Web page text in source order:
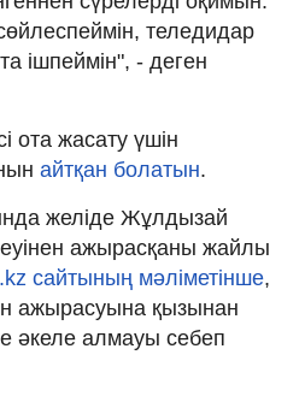
теледидар
ішпеймін", - деген
ота жасату үшін
айтқан болатын.
желіде Жұлдызай
ажырасқаны жайлы
сайтының мәліметінше,
ажырасуына қызынан
әкеле алмауы себеп